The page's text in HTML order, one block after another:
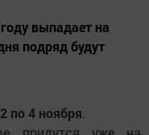
выпадает на
подряд будут
по 4 ноября.